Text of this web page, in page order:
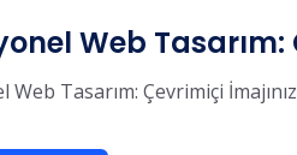
Web Tasarım:
Web Tasarım: Çevrimiçi